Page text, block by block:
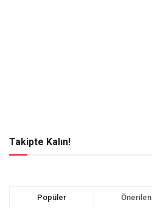
Takipte Kalın!
Popüler Önerilen